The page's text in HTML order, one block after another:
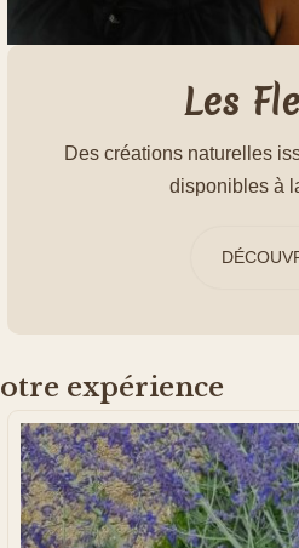
Les
Des créations naturelles
disponibles à
expérience